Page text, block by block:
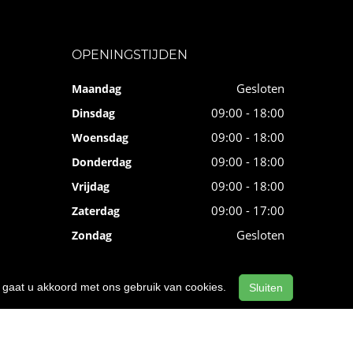
OPENINGSTIJDEN
Maandag Gesloten
Dinsdag 09:00 - 18:00
Woensdag 09:00 - 18:00
Donderdag 09:00 - 18:00
Vrijdag 09:00 - 18:00
Zaterdag 09:00 - 17:00
Zondag Gesloten
u akkoord met ons gebruik van cookies. Sluiten